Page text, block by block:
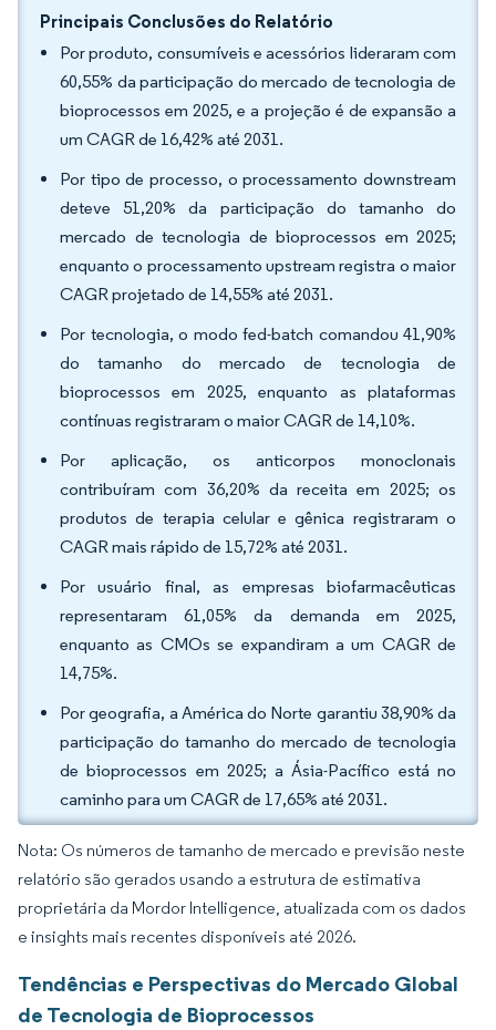
Principais Conclusões do Relatório
Por produto, consumíveis e acessórios lideraram com
60,55% da participação do mercado de tecnologia de
bioprocessos em 2025, e a projeção é de expansão a
um CAGR de 16,42% até 2031.
Por tipo de processo, o processamento downstream
deteve 51,20% da participação do tamanho do
mercado de tecnologia de bioprocessos em 2025;
enquanto o processamento upstream registra o maior
CAGR projetado de 14,55% até 2031.
Por tecnologia, o modo fed-batch comandou 41,90%
do tamanho do mercado de tecnologia de
bioprocessos em 2025, enquanto as plataformas
contínuas registraram o maior CAGR de 14,10%.
Por aplicação, os anticorpos monoclonais
contribuíram com 36,20% da receita em 2025; os
produtos de terapia celular e gênica registraram o
CAGR mais rápido de 15,72% até 2031.
Por usuário final, as empresas biofarmacêuticas
representaram 61,05% da demanda em 2025,
enquanto as CMOs se expandiram a um CAGR de
14,75%.
Por geografia, a América do Norte garantiu 38,90% da
participação do tamanho do mercado de tecnologia
de bioprocessos em 2025; a Ásia-Pacífico está no
caminho para um CAGR de 17,65% até 2031.
Nota: Os números de tamanho de mercado e previsão neste
relatório são gerados usando a estrutura de estimativa
proprietária da Mordor Intelligence, atualizada com os dados
e insights mais recentes disponíveis até 2026.
Tendências e Perspectivas do Mercado Global
de Tecnologia de Bioprocessos